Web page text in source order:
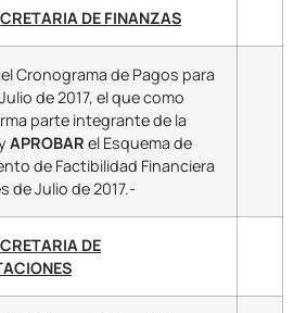
DE FINANZAS
el Cronograma de Pagos para
de 2017, el que como
parte integrante de la
APROBAR el Esquema de
de Factibilidad Financiera
de Julio de 2017.-
DE